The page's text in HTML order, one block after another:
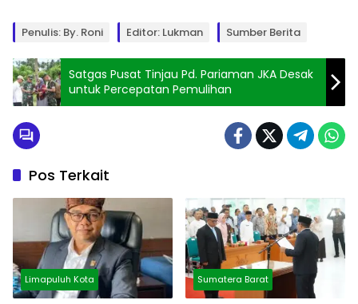
Penulis: By. Roni Editor: Lukman Sumber Berita
Satgas Pusat Tinjau Pd. Pariaman JKA Desak
untuk Percepatan Pemulihan
Pos Terkait
Limapuluh Kota Sumatera Barat